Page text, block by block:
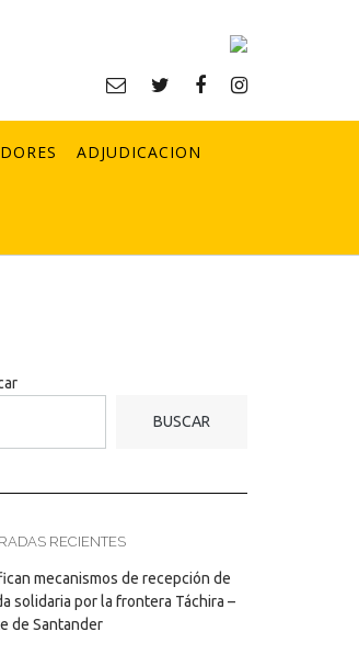
ADJUDICACION
BUSCAR
RECIENTES
mecanismos de recepción de
solidaria por la frontera Táchira –
de Santander